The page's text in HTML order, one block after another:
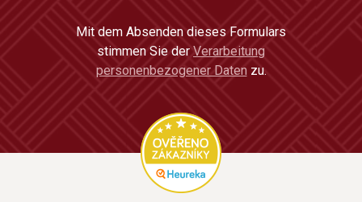
Mit dem Absenden dieses Formulars
stimmen Sie der Verarbeitung
personenbezogener Daten zu.